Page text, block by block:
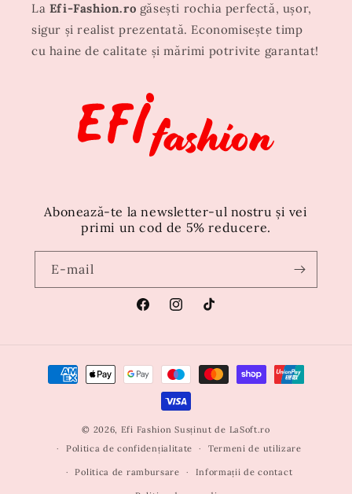
La Efi-Fashion.ro găsești rochia perfectă, ușor,
sigur și realist prezentată. Economisește timp
cu haine de calitate și mărimi potrivite garantat!
Abonează-te la newsletter-ul nostru și vei
primi un cod de 5% reducere.
E-mail
FacebookInstagramTikTok
Metode
© 2026, Efi Fashion Susținut de LaSoft.ro
Politica de confidențialitate
Termeni de utilizare
Politica de rambursare Informații de contact